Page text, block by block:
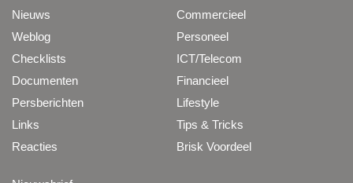
Nieuws
Weblog
Checklists
Documenten
Persberichten
Links
Reacties
Commercieel
Personeel
ICT/Telecom
Financieel
Lifestyle
Tips & Tricks
Brisk Voordeel